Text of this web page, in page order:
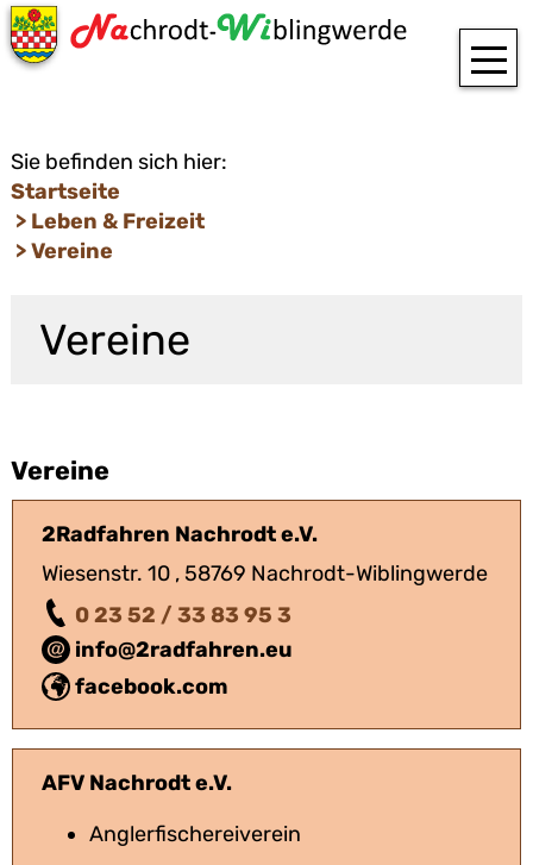
Sie befinden sich hier:
Startseite
Leben & Freizeit
Vereine
Vereine
Vereine
facebook.com
info@2radfahren.eu
2Radfahren Nachrodt e.V.
Wiesenstr. 10 , 58769 Nachrodt-Wiblingwerde
0 23 52 / 33 83 95 3
AFV Nachrodt e.V.
Anglerfischereiverein